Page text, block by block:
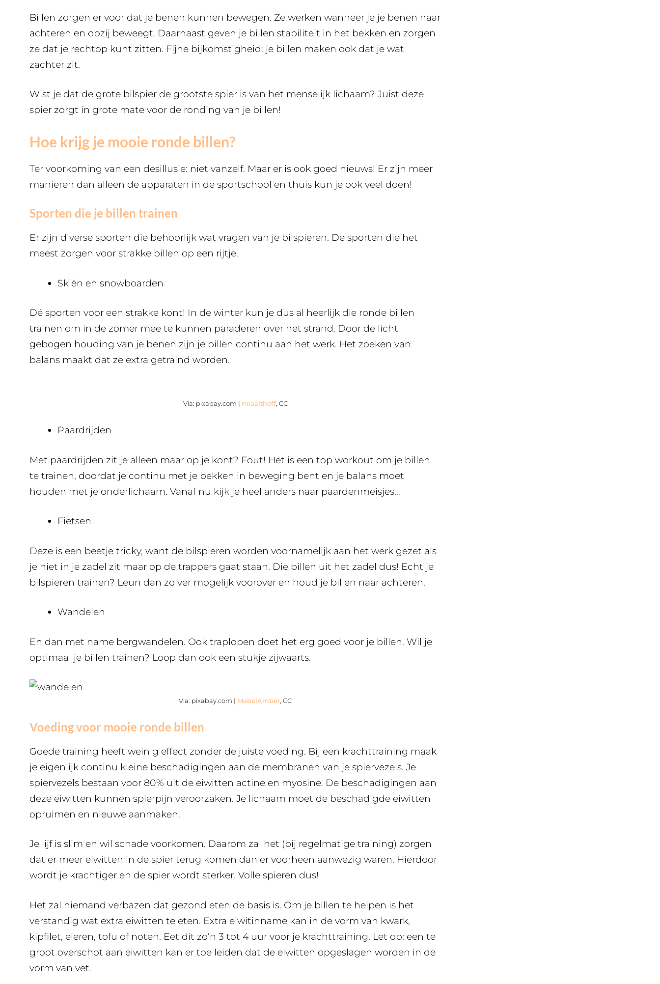
Billen zorgen er voor dat je benen kunnen bewegen. Ze werken wanneer je je benen naar
achteren en opzij beweegt. Daarnaast geven je billen stabiliteit in het bekken en zorgen
ze dat je rechtop kunt zitten. Fijne bijkomstigheid: je billen maken ook dat je wat
zachter zit.
Wist je dat de grote bilspier de grootste spier is van het menselijk lichaam? Juist deze
spier zorgt in grote mate voor de ronding van je billen!
Hoe krijg je mooie ronde billen?
Ter voorkoming van een desillusie: niet vanzelf. Maar er is ook goed nieuws! Er zijn meer
manieren dan alleen de apparaten in de sportschool en thuis kun je ook veel doen!
Sporten die je billen trainen
Er zijn diverse sporten die behoorlijk wat vragen van je bilspieren. De sporten die het
meest zorgen voor strakke billen op een rijtje.
Skiën en snowboarden
Dé sporten voor een strakke kont! In de winter kun je dus al heerlijk die ronde billen
trainen om in de zomer mee te kunnen paraderen over het strand. Door de licht
gebogen houding van je benen zijn je billen continu aan het werk. Het zoeken van
balans maakt dat ze extra getraind worden.
Via: pixabay.com | miaalthoff, CC
Paardrijden
Met paardrijden zit je alleen maar op je kont? Fout! Het is een top workout om je billen
te trainen, doordat je continu met je bekken in beweging bent en je balans moet
houden met je onderlichaam. Vanaf nu kijk je heel anders naar paardenmeisjes…
Fietsen
Deze is een beetje tricky, want de bilspieren worden voornamelijk aan het werk gezet als
je niet in je zadel zit maar op de trappers gaat staan. Die billen uit het zadel dus! Echt je
bilspieren trainen? Leun dan zo ver mogelijk voorover en houd je billen naar achteren.
Wandelen
En dan met name bergwandelen. Ook traplopen doet het erg goed voor je billen. Wil je
optimaal je billen trainen? Loop dan ook een stukje zijwaarts.
Via: pixabay.com | MabelAmber , CC
Voeding voor mooie ronde billen
Goede training heeft weinig effect zonder de juiste voeding. Bij een krachttraining maak
je eigenlijk continu kleine beschadigingen aan de membranen van je spiervezels. Je
spiervezels bestaan voor 80% uit de eiwitten actine en myosine. De beschadigingen aan
deze eiwitten kunnen spierpijn veroorzaken. Je lichaam moet de beschadigde eiwitten
opruimen en nieuwe aanmaken.
Je lijf is slim en wil schade voorkomen. Daarom zal het (bij regelmatige training) zorgen
dat er meer eiwitten in de spier terug komen dan er voorheen aanwezig waren. Hierdoor
wordt je krachtiger en de spier wordt sterker. Volle spieren dus!
Het zal niemand verbazen dat gezond eten de basis is. Om je billen te helpen is het
verstandig wat extra eiwitten te eten. Extra eiwitinname kan in de vorm van kwark,
kipfilet, eieren, tofu of noten. Eet dit zo’n 3 tot 4 uur voor je krachttraining. Let op: een te
groot overschot aan eiwitten kan er toe leiden dat de eiwitten opgeslagen worden in de
vorm van vet.